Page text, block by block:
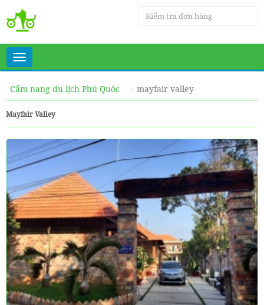
Toggle
navigation
Cẩm nang du lịch Phú Quôc
mayfair valley
Mayfair Valley